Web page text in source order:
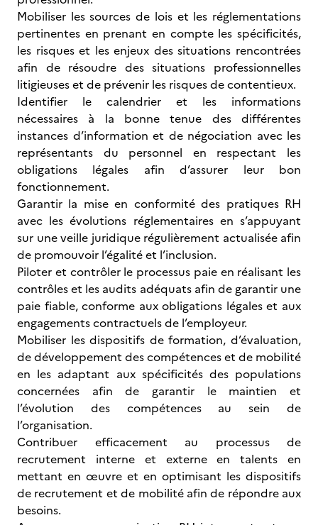
Mobiliser les sources de lois et les réglementations
pertinentes en prenant en compte les spécificités,
les risques et les enjeux des situations rencontrées
afin de résoudre des situations professionnelles
litigieuses et de prévenir les risques de contentieux.
Identifier le calendrier et les informations
nécessaires à la bonne tenue des différentes
instances d’information et de négociation avec les
représentants du personnel en respectant les
obligations légales afin d’assurer leur bon
fonctionnement.
Garantir la mise en conformité des pratiques RH
avec les évolutions réglementaires en s’appuyant
sur une veille juridique régulièrement actualisée afin
de promouvoir l’égalité et l’inclusion.
Piloter et contrôler le processus paie en réalisant les
contrôles et les audits adéquats afin de garantir une
paie fiable, conforme aux obligations légales et aux
engagements contractuels de l’employeur.
Mobiliser les dispositifs de formation, d’évaluation,
de développement des compétences et de mobilité
en les adaptant aux spécificités des populations
concernées afin de garantir le maintien et
l’évolution des compétences au sein de
l’organisation.
Contribuer efficacement au processus de
recrutement interne et externe en talents en
mettant en œuvre et en optimisant les dispositifs
de recrutement et de mobilité afin de répondre aux
besoins.